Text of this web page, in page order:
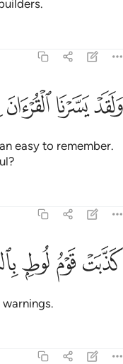
ولقد يسرنا القران للذكر
وَلَقَدْ يَسَّرْنَا ٱلْقُرْءَانَ
ﱞﱟﱠ
easy to remember.
كذبت قوم لوط بالنذر ٣٣
كَذَّبَتْ قَوْمُ لُوطٍۭ بِٱلنُّذُرِ ٣٣
ﱦﱧﱨ